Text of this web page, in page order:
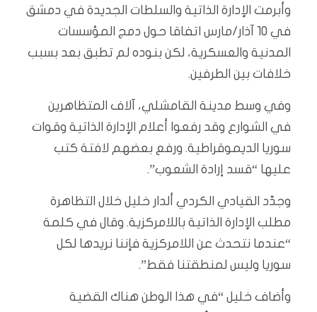
وأبرمت الإدارة الذاتية والسلطات الجديدة في دمشق
في 10 آذار/مارس اتفاقا حول دمج المؤسسات
المدنية والعسكرية، لكن بنوده لم تطبق بعد بسبب
خلافات بين الطرفين.
وفي وسط مدينة القامشلي، آلاف المتظاهرين
في الشوارع وقد رفعوا أعلام الإدارة الذاتية وقوات
سوريا الديموقراطية. ورفع بعضهم لافتة كتب
عليها “قسد إرادة الشعوب”.
وجدّد القيادي الكردي ألدار خليل خلال التظاهرة
مطلب الإدارة الذاتية باللامركزية. وقال في كلمة
“عندما نتحدث عن اللامركزية فإننا نريدها لكل
سوريا وليس لمنطقتنا فقط”.
وأضاف خليل “في هذا الوطن هناك القضية